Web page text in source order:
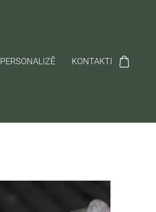
PERSONALIZĒ KONTAKTI